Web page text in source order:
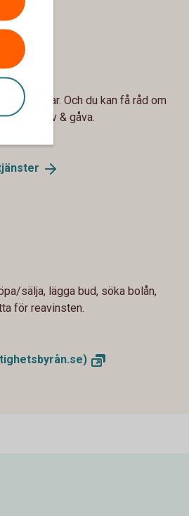
Och du kan få råd om
arv & gåva.
sälja, lägga bud, söka bolån,
för reavinsten.